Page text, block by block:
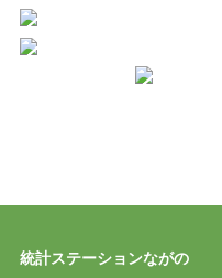
統計ステーションながの